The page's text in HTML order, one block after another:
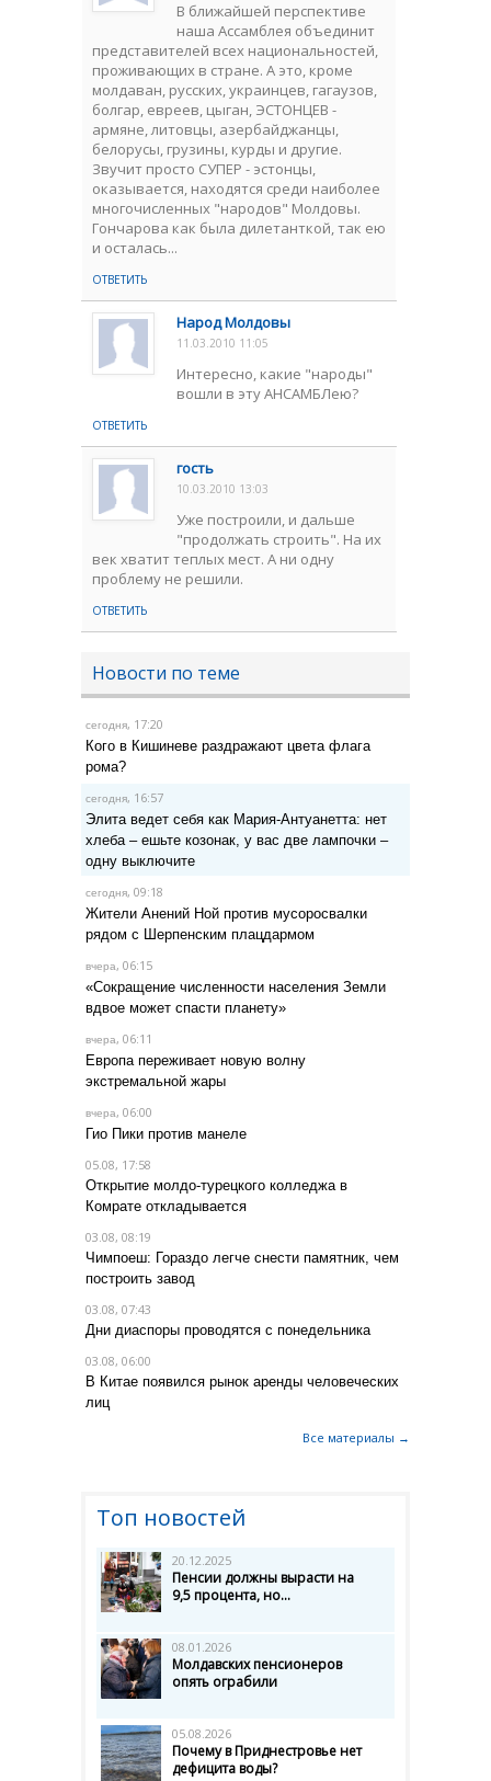
В ближайшей перспективе
наша Ассамблея объединит
представителей всех национальностей,
проживающих в стране. А это, кроме
молдаван, русских, украинцев, гагаузов,
болгар, евреев, цыган, ЭСТОНЦЕВ -
армяне, литовцы, азербайджанцы,
белорусы, грузины, курды и другие.
Звучит просто СУПЕР - эстонцы,
оказывается, находятся среди наиболее
многочисленных "народов" Молдовы.
Гончарова как была дилетанткой, так ею
и осталась...
ОТВЕТИТЬ
Народ Молдовы
11.03.2010 11:05
Интересно, какие "народы"
вошли в эту АНСАМБЛею?
ОТВЕТИТЬ
гость
10.03.2010 13:03
Уже построили, и дальше
"продолжать строить". На их
век хватит теплых мест. А ни одну
проблему не решили.
ОТВЕТИТЬ
Новости по теме
сегодня, 17:20
Кого в Кишиневе раздражают цвета флага
рома?
сегодня, 16:57
Элита ведет себя как Мария-Антуанетта: нет
хлеба – ешьте козонак, у вас две лампочки –
одну выключите
сегодня, 09:18
Жители Анений Ной против мусоросвалки
рядом с Шерпенским плацдармом
вчера, 06:15
«Сокращение численности населения Земли
вдвое может спасти планету»
вчера, 06:11
Европа переживает новую волну
экстремальной жары
вчера, 06:00
Гио Пики против манеле
05.08, 17:58
Открытие молдо-турецкого колледжа в
Комрате откладывается
03.08, 08:19
Чимпоеш: Гораздо легче снести памятник, чем
построить завод
03.08, 07:43
Дни диаспоры проводятся с понедельника
03.08, 06:00
В Китае появился рынок аренды человеческих
лиц
Все материалы →
Топ новостей
20.12.2025
Пенсии должны вырасти на
9,5 процента, но...
08.01.2026
Молдавских пенсионеров
опять ограбили
05.08.2026
Почему в Приднестровье нет
дефицита воды?